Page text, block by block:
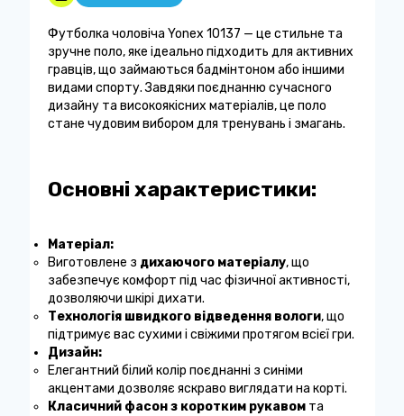
Футболка чоловіча Yonex 10137 — це стильне та
зручне поло, яке ідеально підходить для активних
гравців, що займаються бадмінтоном або іншими
видами спорту. Завдяки поєднанню сучасного
дизайну та високоякісних матеріалів, це поло
стане чудовим вибором для тренувань і змагань.
Основні характеристики:
Матеріал:
Виготовлене з дихаючого матеріалу, що
забезпечує комфорт під час фізичної активності,
дозволяючи шкірі дихати.
Технологія швидкого відведення вологи, що
підтримує вас сухими і свіжими протягом всієї гри.
Дизайн:
Елегантний білий колір поєднанні з синіми
акцентами дозволяє яскраво виглядати на корті.
Класичний фасон з коротким рукавомта